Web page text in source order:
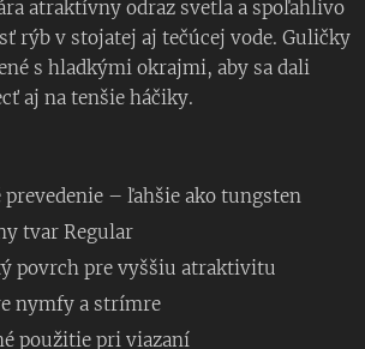
atraktívny odraz svetla a spoľahlivo
rýb v stojatej aj tečúcej vode. Guličky
s hladkými okrajmi, aby sa dali
aj na tenšie háčiky.
prevedenie – ľahšie ako tungsten
tvar Regular
povrch pre vyššiu atraktivitu
nymfy a strímre
použitie pri viazaní